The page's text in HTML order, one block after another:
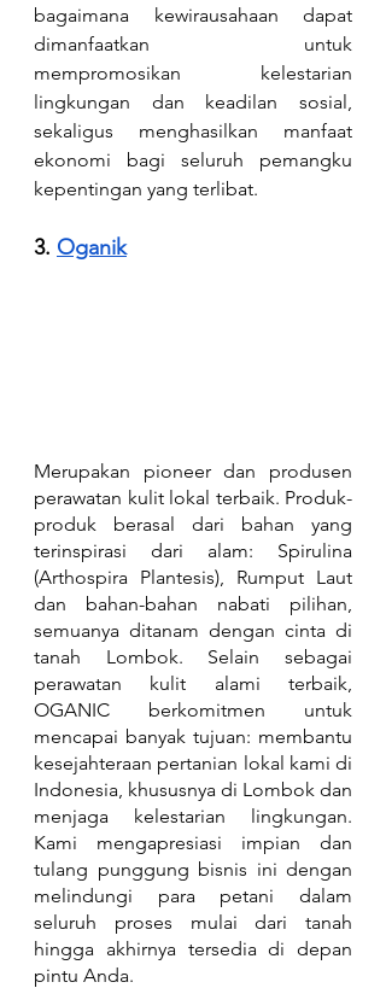
bagaimana kewirausahaan dapat
dimanfaatkan untuk
mempromosikan kelestarian
lingkungan dan keadilan sosial,
sekaligus menghasilkan manfaat
ekonomi bagi seluruh pemangku
kepentingan yang terlibat.
3. Oganik
Merupakan pioneer dan produsen
perawatan kulit lokal terbaik. Produk-
produk berasal dari bahan yang
terinspirasi dari alam: Spirulina
(Arthospira Plantesis), Rumput Laut
dan bahan-bahan nabati pilihan,
semuanya ditanam dengan cinta di
tanah Lombok. Selain sebagai
perawatan kulit alami terbaik,
OGANIC berkomitmen untuk
mencapai banyak tujuan: membantu
kesejahteraan pertanian lokal kami di
Indonesia, khususnya di Lombok dan
menjaga kelestarian lingkungan.
Kami mengapresiasi impian dan
tulang punggung bisnis ini dengan
melindungi para petani dalam
seluruh proses mulai dari tanah
hingga akhirnya tersedia di depan
pintu Anda.